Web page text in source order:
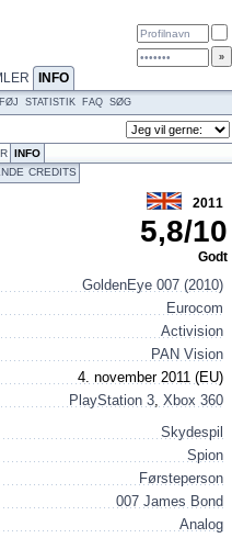
INFO
STATISTIK FAQ SØG
INFO
CREDITS
2011
5,8/10
Godt
GoldenEye 007 (2010)
Eurocom
Activision
PAN Vision
4. november 2011 (EU)
PlayStation 3, Xbox 360
Skydespil
Spion
Førsteperson
007 James Bond
Analog